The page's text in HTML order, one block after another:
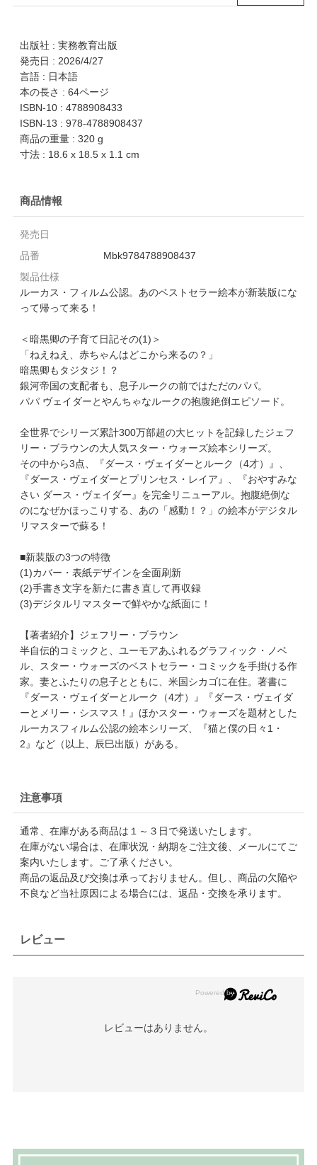
出版社 : 実務教育出版
発売日 : 2026/4/27
言語 : 日本語
本の長さ : 64ページ
ISBN-10 : 4788908433
ISBN-13 : 978-4788908437
商品の重量 : 320 g
寸法 : 18.6 x 18.5 x 1.1 cm
商品情報
発売日
品番
Mbk9784788908437
製品仕様
ルーカス・フィルム公認。あのベストセラー絵本が新装版にな
って帰って来る！
＜暗黒卿の子育て日記その(1)＞
「ねえねえ、赤ちゃんはどこから来るの？」
暗黒卿もタジタジ！？
銀河帝国の支配者も、息子ルークの前ではただのパパ。
パパ ヴェイダーとやんちゃなルークの抱腹絶倒エピソード。
全世界でシリーズ累計300万部超の大ヒットを記録したジェフ
リー・ブラウンの大人気スター・ウォーズ絵本シリーズ。
その中から3点、『ダース・ヴェイダーとルーク（4才）』、
『ダース・ヴェイダーとプリンセス・レイア』、『おやすみな
さい ダース・ヴェイダー』を完全リニューアル。抱腹絶倒な
のになぜかほっこりする、あの「感動！？」の絵本がデジタル
リマスターで蘇る！
■新装版の3つの特徴
(1)カバー・表紙デザインを全面刷新
(2)手書き文字を新たに書き直して再収録
(3)デジタルリマスターで鮮やかな紙面に！
【著者紹介】ジェフリー・ブラウン
半自伝的コミックと、ユーモアあふれるグラフィック・ノベ
ル、スター・ウォーズのベストセラー・コミックを手掛ける作
家。妻とふたりの息子とともに、米国シカゴに在住。著書に
『ダース・ヴェイダーとルーク（4才）』『ダース・ヴェイダ
ーとメリー・シスマス！』ほかスター・ウォーズを題材とした
ルーカスフィルム公認の絵本シリーズ、『猫と僕の日々1・
2』など（以上、辰巳出版）がある。
注意事項
通常、在庫がある商品は１～３日で発送いたします。
在庫がない場合は、在庫状況・納期をご注文後、メールにてご
案内いたします。ご了承ください。
商品の返品及び交換は承っておりません。但し、商品の欠陥や
不良など当社原因による場合には、返品・交換を承ります。
レビュー
レビューはありません。